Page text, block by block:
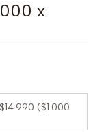
x
($1.000